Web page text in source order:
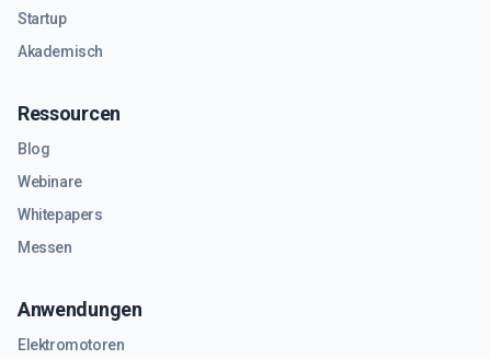
Startup
Akademisch
Ressourcen
Blog
Webinare
Whitepapers
Messen
Anwendungen
Elektromotoren